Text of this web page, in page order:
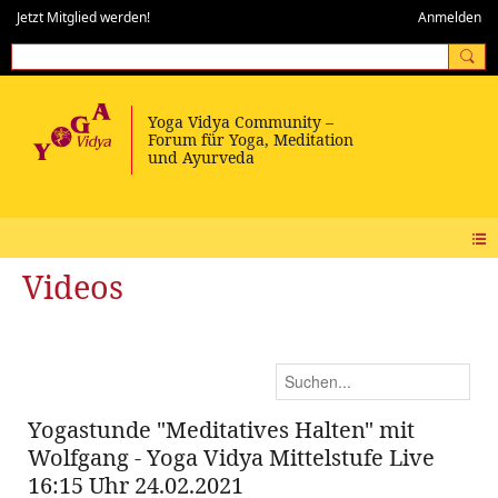
Jetzt Mitglied werden! Anmelden
Videos
Yogastunde "Meditatives Halten" mit
Wolfgang - Yoga Vidya Mittelstufe Live
16:15 Uhr 24.02.2021